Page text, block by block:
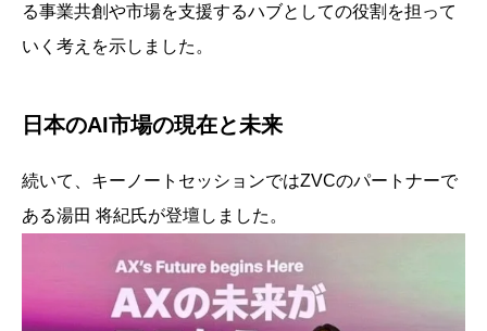
る事業共創や市場を支援するハブとしての役割を担って
いく考えを示しました。
日本のAI市場の現在と未来
続いて、キーノートセッションではZVCのパートナーで
ある湯田 将紀氏が登壇しました。